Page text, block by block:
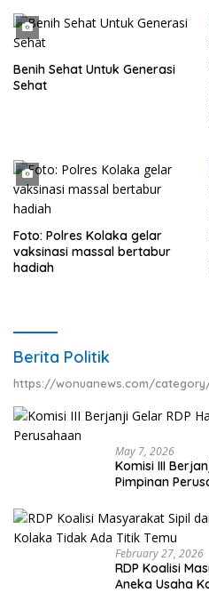
Benih Sehat Untuk Generasi
Sehat
Foto: Polres Kolaka gelar
vaksinasi massal bertabur
hadiah
Berita Politik
https://wonuanews.com/
May 7, 2026
Komisi III
Pimpinan
February 27, 2026
RDP Koalisi
Aneka Usaha